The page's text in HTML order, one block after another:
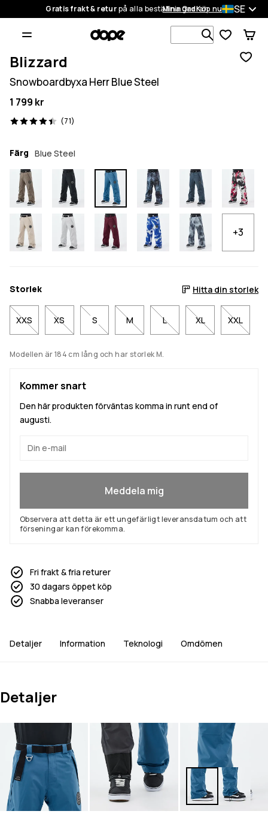
Gratis frakt & returpå alla beställningarKöp nu
Mina Ordrar SE
Sök bland
Blizzard
Snowboardbyxa Herr Blue Steel
1 799 kr
(71)
71 recensioner, 4.4/5
Färg Blue Steel
+3
Storlek Hitta din storlek
XXS XS S M L XL XXL
Modellen är 184 cm lång och har storlek M.
Kommer snart
Den här produkten förväntas komma in runt end of
augusti.
Meddela mig
Observera att detta är ett ungefärligt leveransdatum och att
förseningar kan förekomma.
Fri frakt & fria returer
30 dagars öppet köp
Snabba leveranser
Detaljer Information Teknologi Omdömen
Detaljer